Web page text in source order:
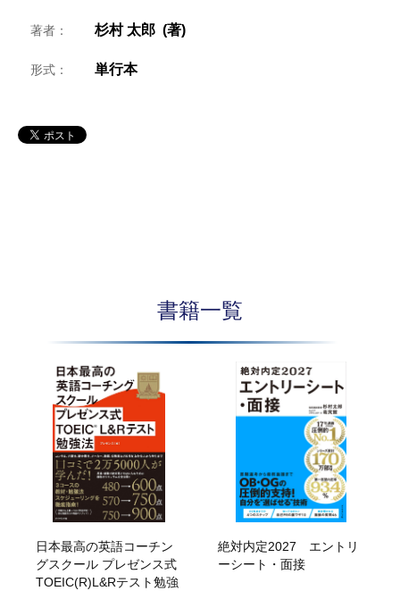
著者： 杉村 太郎 (著)
形式： 単行本
書籍一覧
日本最高の英語コーチン
グスクール プレゼンス式
TOEIC(R)L&Rテスト勉強
絶対内定2027 エントリ
ーシート・面接